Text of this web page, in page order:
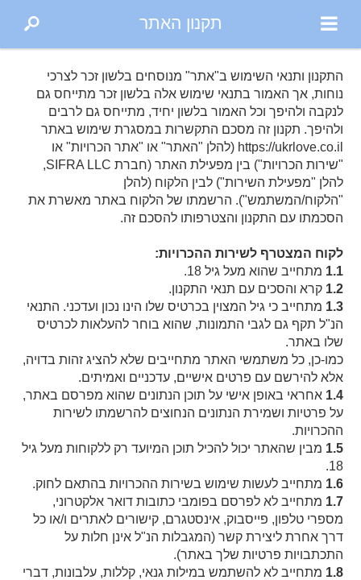
תקנון האתר
התקנון ותנאי השימוש ב"אתר" מנוסחים בלשון זכר לצרכי
נוחות, אך האמור בתנאי שימוש אלה בלשון זכר מתייחס גם
לנקבה ולהיפך וכל האמור בלשון יחיד, מתייחס גם לרבים
ולהיפך. תקנון זה מסכם התקשרות במסגרת שימוש באתר
https://ukrlove.co.il (להלן "האתר" או "אתר הכרויות" או
"שירות הכרויות") בין מפעילת האתר (חברת SIFRA LLC
,
להלן "מפעילת השירות") לבין הלקוח (להלן
"הלקוח/המשתמש"). הרשמתו של הלקוח באתר מאשרת את
הסכמתו עם התקנון והצטרפותו להסכם זה.
לקוח המצטרף לשירות ההכרויות:
1.1 מתחייב שהוא מעל גיל 18.
1.2 קרא והסכים עם תנאי התקנון.
1.3 מתחייב כי גיל המצוין בכרטיס שלו הינו נכון ועדכני. התנאי
הנ"ל תקף גם לגבי התמונות, שהוא בוחר להעלאות לכרטיס
שלו באתר.
כמו-כן, כל משתמשי האתר מתחייבים שלא להציג זהות בדויה,
אלא להירשם עם פרטים אישיים, עדכניים ואמיתים.
1.4 אחראי באופן אישי על תוכן הנתונים שהוא מפרסם באתר,
על פרטיות ושמירת הנתונים הנחוצים להרשמתו לשירות
ההכרויות.
1.5 מבין שהאתר יכול להכיל תוכן המיועד רק ללקוחות מעל גיל
18.
1.6 מתחייב לעשות שימוש בשירות ההכרויות בהתאם לחוק.
1.7 מתחייב לא לפרסם בפומבי כתובות דואר אלקטרוני,
מספרי טלפון, פייסבוק, אינסטגרם, קישורים לאתרים ו/או כל
דרך אחרת ליצירת קשר (המגבלות הנ"ל אינן חלות על
התכתבויות פרטיות שלך באתר).
1.8 מתחייב לא להשתמש במילות גנאי, קללות, עלבונות, דברי